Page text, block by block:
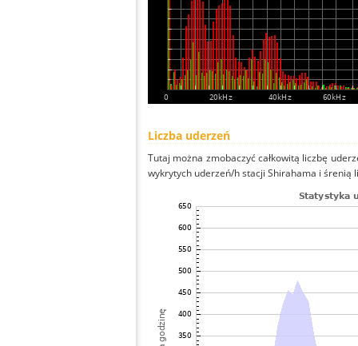
Liczba uderzeń
Tutaj można zmobaczyć całkowitą liczbę
wykrytych uderzeń/h stacji Shirahama i śrenią